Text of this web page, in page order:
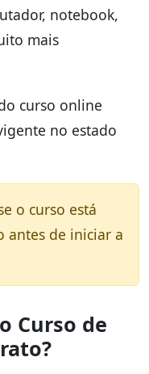
notebook,
mais
curso online
no estado
o curso está
antes de iniciar a
Curso de